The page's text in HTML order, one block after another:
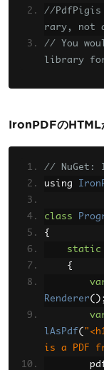
//PdfPigis
rary, not
// You
library for
IronPDFのHTML
// NuGet:
using
class
{
static
{
Renderer();
lAsPdf(
is a PDF